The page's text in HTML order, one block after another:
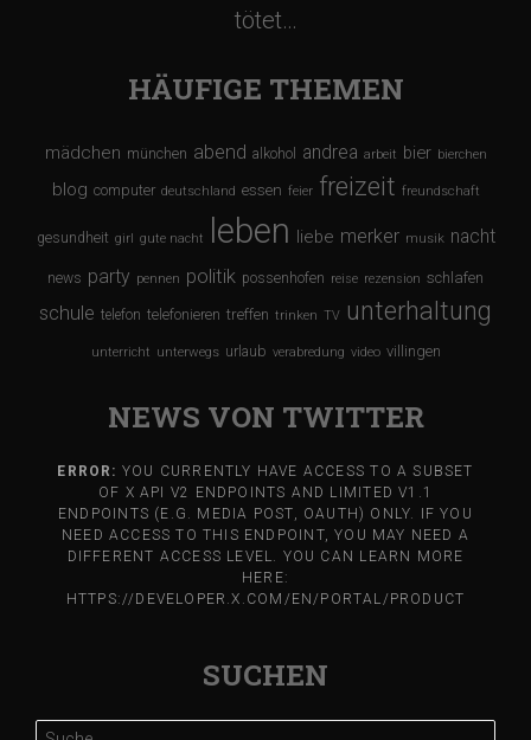
tötet…
HÄUFIGE THEMEN
mädchen münchen abend alkohol andrea arbeit bier bierchen
blog computer deutschland essen feier freizeit freundschaft
gesundheit girl gute nacht leben liebe merker musik nacht
news party pennen politik possenhofen reise rezension schlafen
schule telefon telefonieren treffen trinken TV unterhaltung
unterricht unterwegs urlaub verabredung video villingen
NEWS VON TWITTER
ERROR: YOU CURRENTLY HAVE ACCESS TO A SUBSET
OF X API V2 ENDPOINTS AND LIMITED V1.1
ENDPOINTS (E.G. MEDIA POST, OAUTH) ONLY. IF YOU
NEED ACCESS TO THIS ENDPOINT, YOU MAY NEED A
DIFFERENT ACCESS LEVEL. YOU CAN LEARN MORE
HERE:
HTTPS://DEVELOPER.X.COM/EN/PORTAL/PRODUCT
SUCHEN